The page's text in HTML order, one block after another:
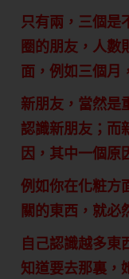
只有兩，三個是
圈的朋友，人數
面，例如三個月
新朋友，當然是
認識新朋友；而
因，其中一個原
例如你在化粧方
關的東西，就必
自己認識越多東
知道要去那裏，